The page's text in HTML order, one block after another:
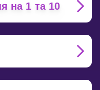
на 1 та 10